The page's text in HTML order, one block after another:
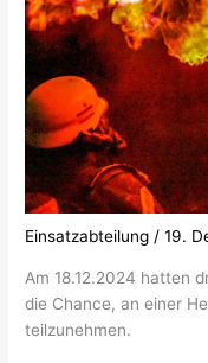
Einsatzabteilung /19.
Am 18.12.2024 hatten
die Chance, an einer
teilzunehmen.